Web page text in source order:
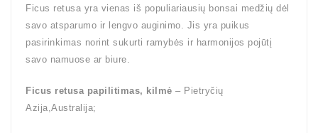
Ficus retusa yra vienas iš populiariausių bonsai medžių dėl
savo atsparumo ir lengvo auginimo. Jis yra puikus
pasirinkimas norint sukurti ramybės ir harmonijos pojūtį
savo namuose ar biure.
Ficus retusa papilitimas, kilmė – Pietryčių
Azija,Australija;